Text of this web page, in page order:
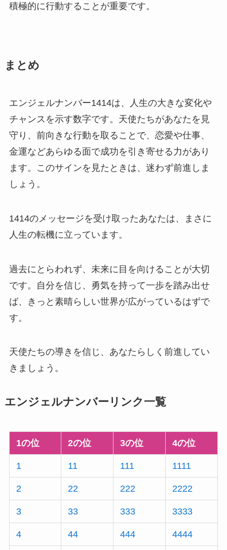
積極的に行動することが重要です。
まとめ
エンジェルナンバー1414は、人生の大きな変化や
チャンスを示す数字です。天使たちがあなたを見
守り、前向きな行動を取ることで、恋愛や仕事、
金運などあらゆる面で成功を引き寄せる力があり
ます。このサインを見たときは、迷わず前進しま
しょう。
1414のメッセージを受け取ったあなたは、まさに
人生の転機に立っています。
過去にとらわれず、未来に目を向けることが大切
です。自分を信じ、勇気を持って一歩を踏み出せ
ば、きっと素晴らしい世界が広がっているはずで
す。
天使たちの導きを信じ、あなたらしく前進してい
きましょう。
エンジェルナンバーリンク一覧
1の位 2の位 3の位 4の位
1 11 111 1111
2 22 222 2222
3 33 333 3333
4 44 444 4444